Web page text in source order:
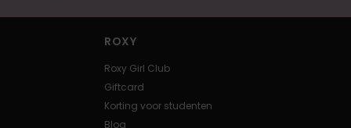
ROXY
Roxy Girl Club
Giftcard
Korting voor studenten
Blog